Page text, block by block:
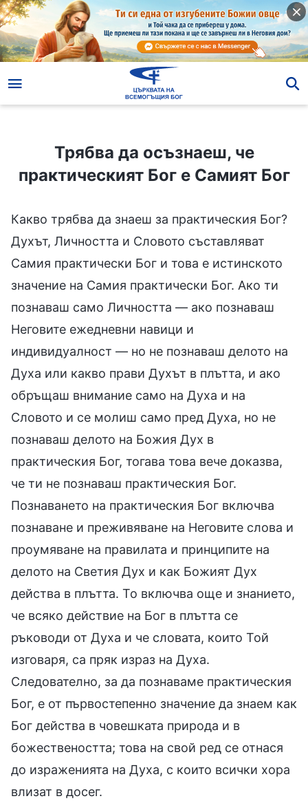
Трябва да осъзнаеш, че
практическият Бог е Самият Бог
Какво трябва да знаеш за практическия Бог?
Духът, Личността и Словото съставляват
Самия практически Бог и това е истинското
значение на Самия практически Бог. Ако ти
познаваш само Личността — ако познаваш
Неговите ежедневни навици и
индивидуалност — но не познаваш делото на
Духа или какво прави Духът в плътта, и ако
обръщаш внимание само на Духа и на
Словото и се молиш само пред Духа, но не
познаваш делото на Божия Дух в
практическия Бог, тогава това вече доказва,
че ти не познаваш практическия Бог.
Познаването на практическия Бог включва
познаване и преживяване на Неговите слова и
проумяване на правилата и принципите на
делото на Светия Дух и как Божият Дух
действа в плътта. То включва още и знанието,
че всяко действие на Бог в плътта се
ръководи от Духа и че словата, които Той
изговаря, са пряк израз на Духа.
Следователно, за да познаваме практическия
Бог, е от първостепенно значение да знаем как
Бог действа в човешката природа и в
божествеността; това на свой ред се отнася
до израженията на Духа, с които всички хора
влизат в досег.